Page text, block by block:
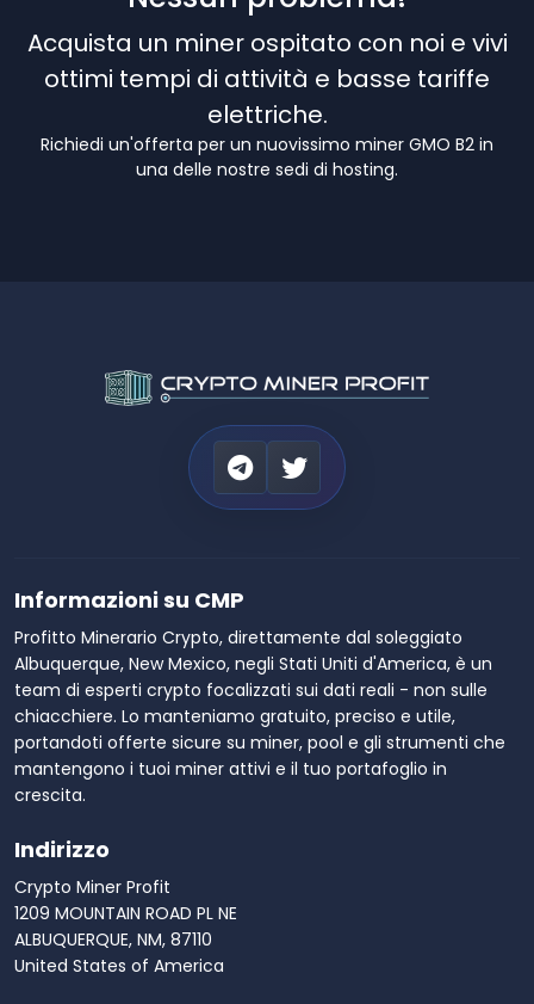
Acquista un miner ospitato con noi e vivi
ottimi tempi di attività e basse tariffe
elettriche.
Richiedi un'offerta per un nuovissimo miner GMO B2 in
una delle nostre sedi di hosting.
Informazioni su CMP
Profitto Minerario Crypto, direttamente dal soleggiato
Albuquerque, New Mexico, negli Stati Uniti d'America, è un
team di esperti crypto focalizzati sui dati reali - non sulle
chiacchiere. Lo manteniamo gratuito, preciso e utile,
portandoti offerte sicure su miner, pool e gli strumenti che
mantengono i tuoi miner attivi e il tuo portafoglio in
crescita.
Indirizzo
Crypto Miner Profit
1209 MOUNTAIN ROAD PL NE
ALBUQUERQUE, NM, 87110
United States of America